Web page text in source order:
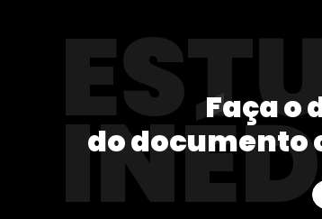
Faça o
do documento